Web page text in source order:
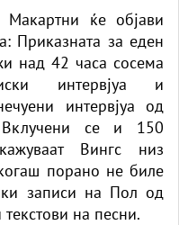
ќе објави
Приказната за еден
над 42 часа сосема
интервјуа и
интервјуа од
се и 150
Вингс низ
порано не биле
записи на Пол од
на песни.